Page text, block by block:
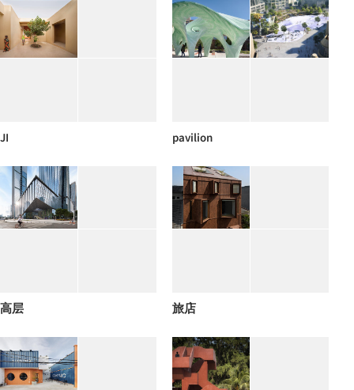
JI pavilion
高层 旅店